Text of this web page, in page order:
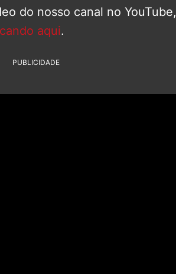
do nosso canal no YouTube,
aqui.
PUBLICIDADE